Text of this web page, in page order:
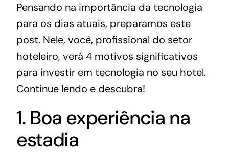
Pensando na importância da tecnologia
para os dias atuais, preparamos este
post. Nele, você, profissional do setor
hoteleiro, verá 4 motivos significativos
para investir em tecnologia no seu hotel.
Continue lendo e descubra!
1. Boa experiência na
estadia